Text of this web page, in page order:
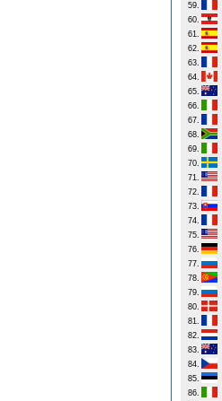
59.
60.
61.
62.
63.
64.
65.
66.
67.
68.
69.
70.
71.
72.
73.
74.
75.
76.
77.
78.
79.
80.
81.
82.
83.
84.
85.
86.